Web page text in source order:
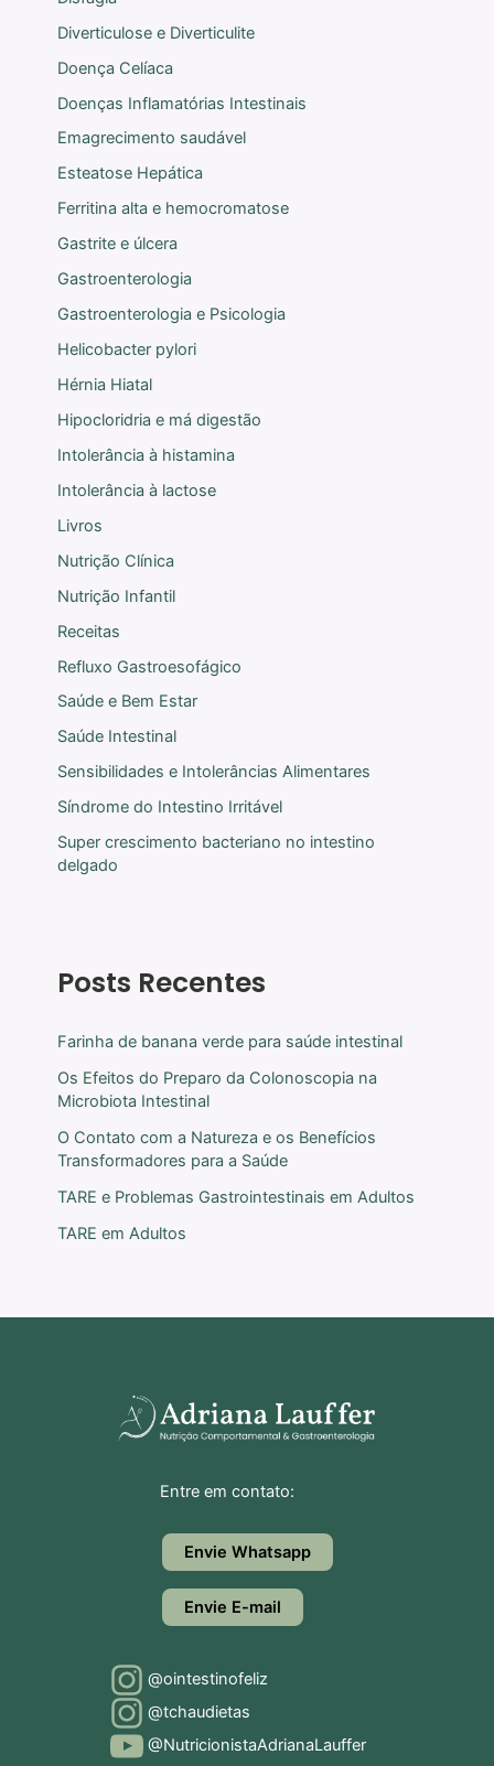
Diverticulose e Diverticulite
Doença Celíaca
Doenças Inflamatórias Intestinais
Emagrecimento saudável
Esteatose Hepática
Ferritina alta e hemocromatose
Gastrite e úlcera
Gastroenterologia
Gastroenterologia e Psicologia
Helicobacter pylori
Hérnia Hiatal
Hipocloridria e má digestão
Intolerância à histamina
Intolerância à lactose
Livros
Nutrição Clínica
Nutrição Infantil
Receitas
Refluxo Gastroesofágico
Saúde e Bem Estar
Saúde Intestinal
Sensibilidades e Intolerâncias Alimentares
Síndrome do Intestino Irritável
Super crescimento bacteriano no intestino
delgado
Posts Recentes
Farinha de banana verde para saúde intestinal
Os Efeitos do Preparo da Colonoscopia na
Microbiota Intestinal
O Contato com a Natureza e os Benefícios
Transformadores para a Saúde
TARE e Problemas Gastrointestinais em Adultos
TARE em Adultos
Entre em contato:
Envie Whatsapp
Envie E-mail
@ointestinofeliz
@tchaudietas
@NutricionistaAdrianaLauffer